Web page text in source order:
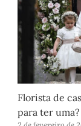
Florista de
para ter uma?